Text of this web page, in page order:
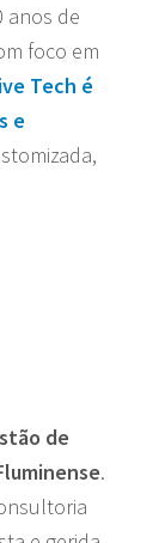
anos de
foco em
Tech é
e
de
.